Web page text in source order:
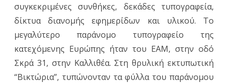
συγκεκριμένες συνθήκες, δεκάδες τυπογραφεία,
δίκτυα διανομής εφημερίδων και υλικού. Το
μεγαλύτερο παράνομο τυπογραφείο της
κατεχόμενης Ευρώπης ήταν του ΕΑΜ, στην οδό
Σκρά 31, στην Καλλιθέα. Στη θρυλική εκτυπωτική
“Βικτώρια”, τυπώνονταν τα φύλλα του παράνομου